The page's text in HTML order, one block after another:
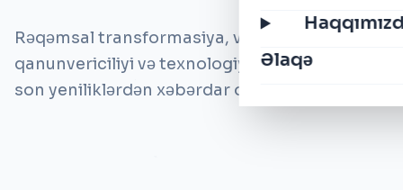
Əlaqə
Rəqəmsal transformasiya, vergi
qanunvericiliyi və texnologiya dünyasındakı
son yeniliklərdən xəbərdar olun.